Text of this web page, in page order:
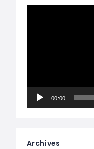
00:00
Archives